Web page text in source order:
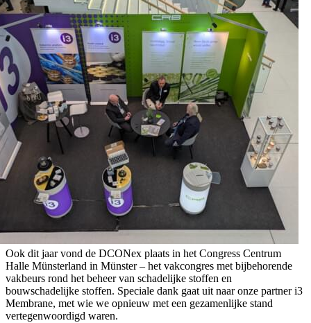
Ook dit jaar vond de DCONex plaats in het Congress Centrum
Halle Münsterland in Münster – het vakcongres met bijbehorende
vakbeurs rond het beheer van schadelijke stoffen en
bouwschadelijke stoffen. Speciale dank gaat uit naar onze partner i3
Membrane, met wie we opnieuw met een gezamenlijke stand
vertegenwoordigd waren.